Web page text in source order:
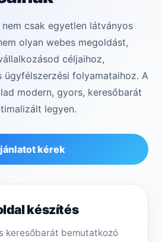
csak egyetlen látványos
olyan webes megoldást,
céljaihoz,
ügyfélszerzési folyamataihoz. A
modern, gyors, keresőbarát
legyen.
kérek
készítés
keresőbarát bemutatkozó